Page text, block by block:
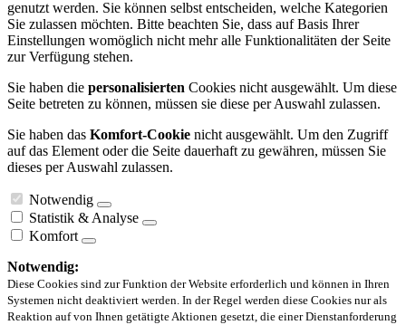
genutzt werden. Sie können selbst entscheiden, welche Kategorien
Sie zulassen möchten. Bitte beachten Sie, dass auf Basis Ihrer
Einstellungen womöglich nicht mehr alle Funktionalitäten der Seite
zur Verfügung stehen.
Sie haben die personalisierten Cookies nicht ausgewählt. Um diese
Seite betreten zu können, müssen sie diese per Auswahl zulassen.
Sie haben das Komfort-Cookie nicht ausgewählt. Um den Zugriff
auf das Element oder die Seite dauerhaft zu gewähren, müssen Sie
dieses per Auswahl zulassen.
Notwendig
Statistik & Analyse
Komfort
Notwendig:
Diese Cookies sind zur Funktion der Website erforderlich und können in Ihren
Systemen nicht deaktiviert werden. In der Regel werden diese Cookies nur als
Reaktion auf von Ihnen getätigte Aktionen gesetzt, die einer Dienstanforderung